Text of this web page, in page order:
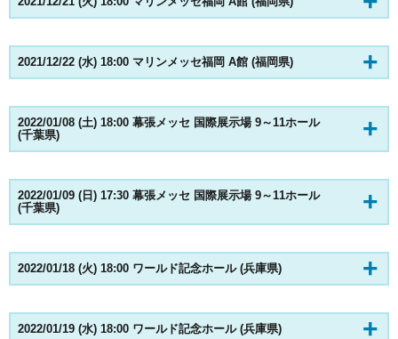
2021/12/22 (水) 18:00 マリンメッセ福岡 A館 (福岡県)
2022/01/08 (土) 18:00 幕張メッセ 国際展示場 9～11ホール
(千葉県)
2022/01/09 (日) 17:30 幕張メッセ 国際展示場 9～11ホール
(千葉県)
2022/01/18 (火) 18:00 ワールド記念ホール (兵庫県)
2022/01/19 (水) 18:00 ワールド記念ホール (兵庫県)